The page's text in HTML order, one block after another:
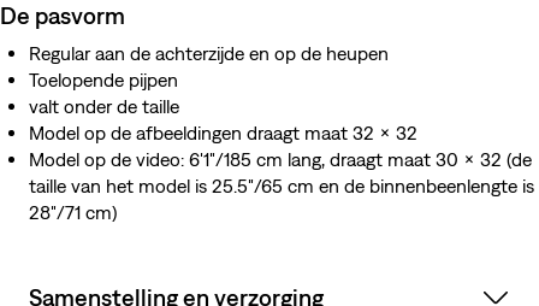
De pasvorm
Regular aan de achterzijde en op de heupen
Toelopende pijpen
valt onder de taille
Model op de afbeeldingen draagt maat 32 x 32
Model op de video: 6'1"/185 cm lang, draagt maat 30 x 32 (de
taille van het model is 25.5"/65 cm en de binnenbeenlengte is
28"/71 cm)
Samenstelling en verzorging